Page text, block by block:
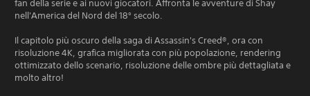
fan della serie e ai nuovi giocatori. Affronta le avventure di Shay
nell'America del Nord del 18° secolo.
Il capitolo più oscuro della saga di Assassin's Creed®, ora con
risoluzione 4K, grafica migliorata con più popolazione, rendering
ottimizzato dello scenario, risoluzione delle ombre più dettagliata e
molto altro!